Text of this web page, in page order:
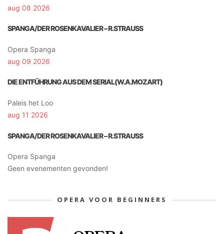
aug 08 2026
SPANGA/DER ROSENKAVALIER – R.STRAUSS
Opera Spanga
aug 09 2026
DIE ENTFÜHRUNG AUS DEM SERIAL(W.A.MOZART)
Paleis het Loo
aug 11 2026
SPANGA/DER ROSENKAVALIER – R.STRAUSS
Opera Spanga
Geen evenementen gevonden!
OPERA VOOR BEGINNERS